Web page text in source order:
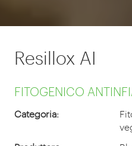
Resillox AI
FITOGENICO
Categoria: